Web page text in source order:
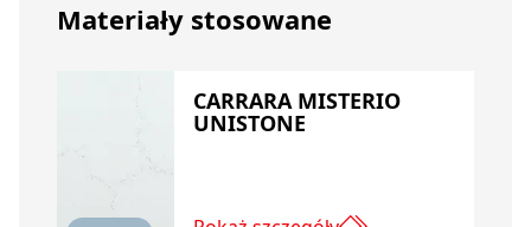
Materiały stosowane
CARRARA MISTERIO
UNISTONE